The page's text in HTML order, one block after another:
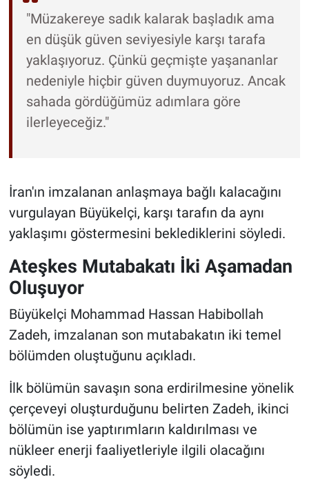
"Müzakereye sadık kalarak başladık ama
en düşük güven seviyesiyle karşı tarafa
yaklaşıyoruz. Çünkü geçmişte yaşananlar
nedeniyle hiçbir güven duymuyoruz. Ancak
sahada gördüğümüz adımlara göre
ilerleyeceğiz."
İran'ın imzalanan anlaşmaya bağlı kalacağını
vurgulayan Büyükelçi, karşı tarafın da aynı
yaklaşımı göstermesini beklediklerini söyledi.
Ateşkes Mutabakatı İki Aşamadan
Oluşuyor
Büyükelçi Mohammad Hassan Habibollah
Zadeh, imzalanan son mutabakatın iki temel
bölümden oluştuğunu açıkladı.
İlk bölümün savaşın sona erdirilmesine yönelik
çerçeveyi oluşturduğunu belirten Zadeh, ikinci
bölümün ise yaptırımların kaldırılması ve
nükleer enerji faaliyetleriyle ilgili olacağını
söyledi.